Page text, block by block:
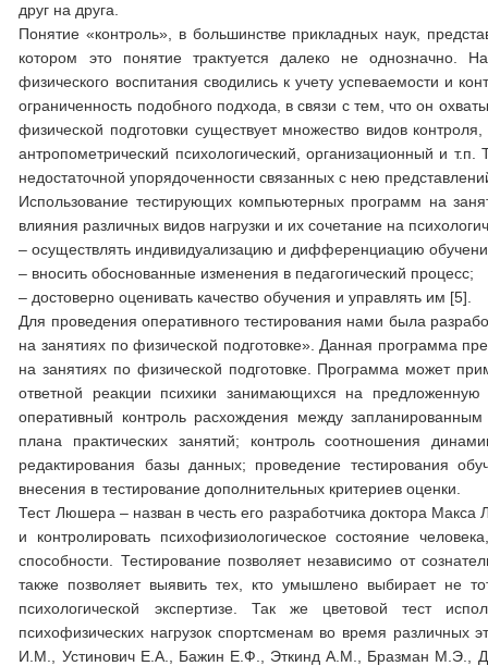
друг на друга.
Понятие «контроль», в большинстве прикладных наук,
котором это понятие трактуется далеко не однозначно.
физического воспитания сводились к учету успеваемости и
ограниченность подобного подхода, в связи с тем, что он
физической подготовки существует множество видов
антропометрический психологический, организационный и
недостаточной упорядоченности связанных с нею
Использование тестирующих компьютерных программ на
влияния различных видов нагрузки и их сочетание на
– осуществлять индивидуализацию и дифференциацию
– вносить обоснованные изменения в педагогический процесс;
– достоверно оценивать качество обучения и управлять им [5].
Для проведения оперативного тестирования нами была
на занятиях по физической подготовке». Данная программа
на занятиях по физической подготовке. Программа может
ответной реакции психики занимающихся на
оперативный контроль расхождения между
плана практических занятий; контроль соотношения
редактирования базы данных; проведение тестирования
внесения в тестирование дополнительных критериев оценки.
Тест Люшера – назван в честь его разработчика доктора
и контролировать психофизиологическое состояние
способности. Тестирование позволяет независимо от
также позволяет выявить тех, кто умышлено выбирает не
психологической экспертизе. Так же цветовой тест
психофизических нагрузок спортсменам во время различных
И.М., Устинович Е.А., Бажин Е.Ф., Эткинд А.М., Бразман М.Э.,